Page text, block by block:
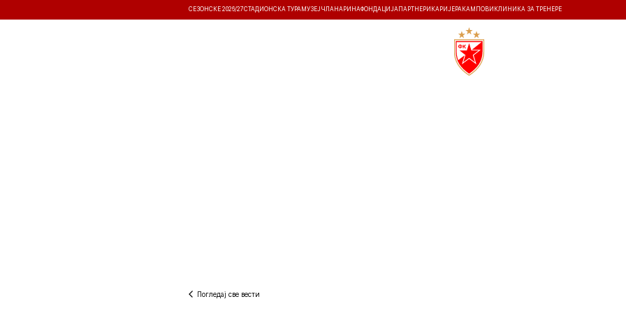
СЕЗОНСКЕ 2026/27СТАДИОНСКА ТУРА МУЗЕЈ ЧЛАНАРИНАФОНДАЦИЈА ПАРТНЕРИ КАРИЈЕРА КАМПОВИ КЛИНИКА ЗА ТРЕНЕРЕ
Погледај све вести